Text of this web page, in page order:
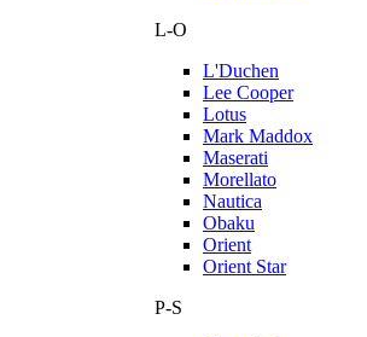
L-O
L'Duchen
Lee Cooper
Lotus
Mark Maddox
Maserati
Morellato
Nautica
Obaku
Orient
Orient Star
P-S